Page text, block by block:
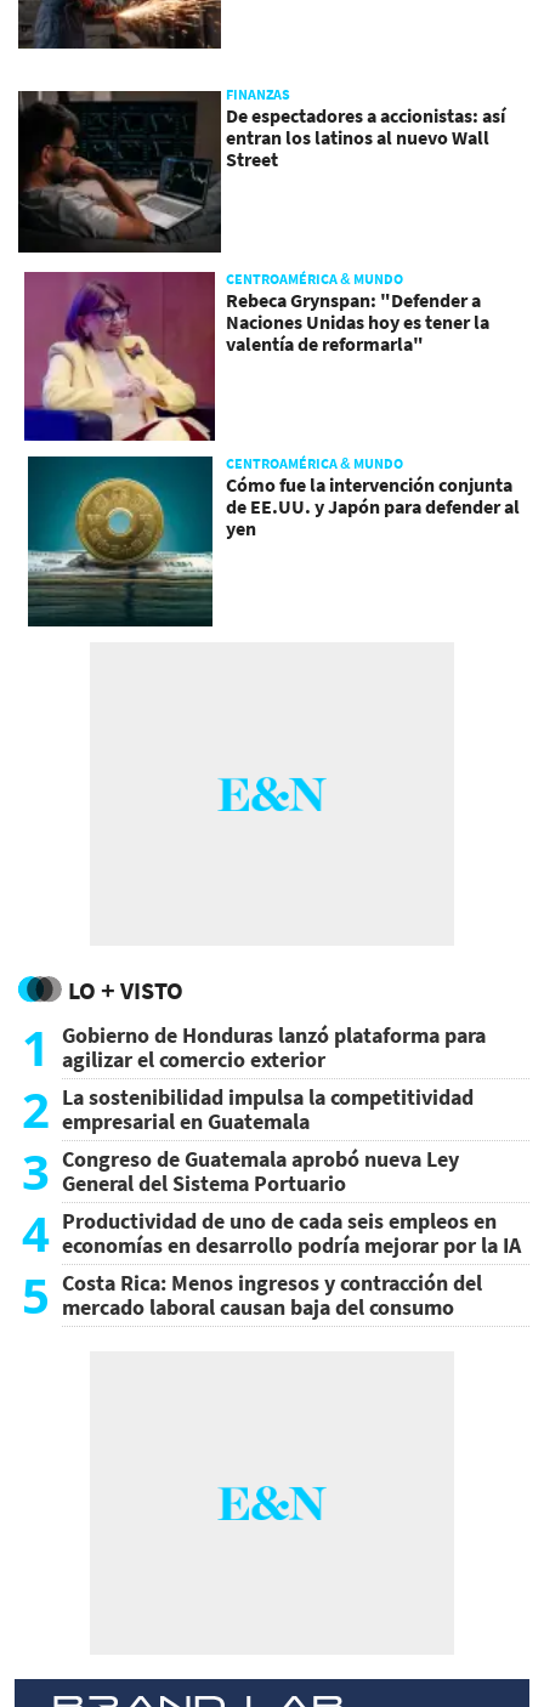
FINANZAS
De espectadores a accionistas: así
entran los latinos al nuevo Wall
Street
CENTROAMÉRICA & MUNDO
Rebeca Grynspan: "Defender a
Naciones Unidas hoy es tener la
valentía de reformarla"
CENTROAMÉRICA & MUNDO
Cómo fue la intervención conjunta
de EE.UU. y Japón para defender al
yen
LO + VISTO
1
Gobierno de Honduras lanzó plataforma para
agilizar el comercio exterior
2 La sostenibilidad impulsa la competitividad
empresarial en Guatemala
3 Congreso de Guatemala aprobó nueva Ley
General del Sistema Portuario
4 Productividad de uno de cada seis empleos en
economías en desarrollo podría mejorar por la IA
5 Costa Rica: Menos ingresos y contracción del
mercado laboral causan baja del consumo